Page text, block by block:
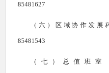
（六）区域协作
（七）